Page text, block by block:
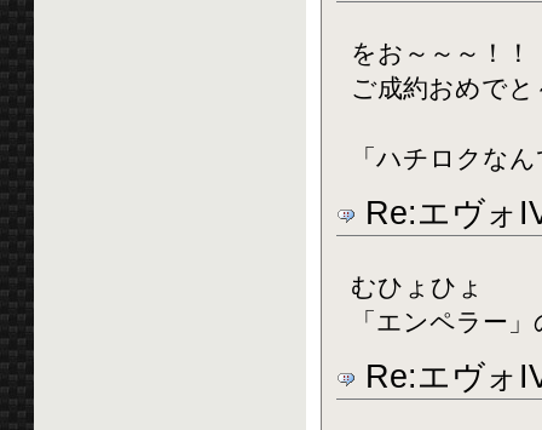
をお～～～！！
ご成約おめでと
「ハチロクな
Re:エヴォ
むひょひょ
「エンペラー
Re:エヴォ